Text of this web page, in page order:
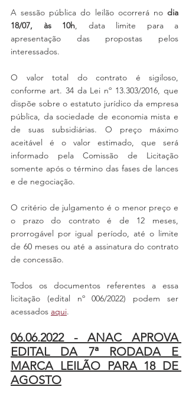
A sessão pública do leilão ocorrerá no dia
18/07, às 10h , data limite para a
apresentação das propostas pelos
interessados.
O valor total do contrato é sigiloso,
conforme art. 34 da Lei nº 13.303/2016, que
dispõe sobre o estatuto jurídico da empresa
pública, da sociedade de economia mista e
de suas subsidiárias. O preço máximo
aceitável é o valor estimado, que será
informado pela Comissão de Licitação
somente após o término das fases de lances
e de negociação.
O critério de julgamento é o menor preço e
o prazo do contrato é de 12 meses,
prorrogável por igual período, até o limite
de 60 meses ou até a assinatura do contrato
de concessão.
Todos os documentos referentes a essa
licitação (edital nº 006/2022) podem ser
acessados aqui.
06.06.2022 - ANAC APROVA
EDITAL DA 7ª RODADA E
MARCA LEILÃO PARA 18 DE
AGOSTO